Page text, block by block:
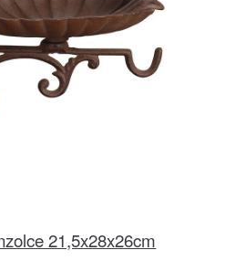
21,5x28x26cm